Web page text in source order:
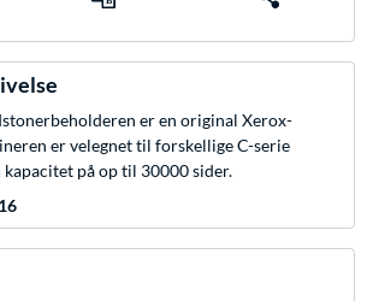
er en original Xerox-
er velegnet til forskellige C-serie
på op til 30000 sider.